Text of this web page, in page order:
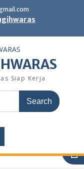
Siap Kerja